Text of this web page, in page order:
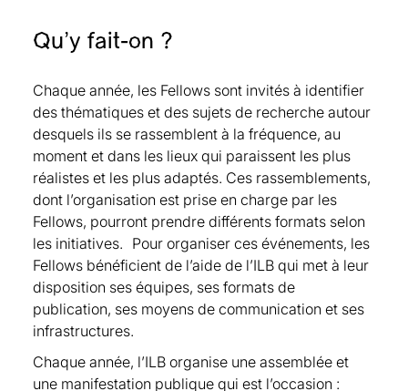
Fellow depuis 2018
Technology, Fellow depuis 2021
Monica Billio, Ca’ Foscari University of Venice,
Fellow depuis 2021
Catherine Bobtcheff, Paris School of
Economics, Fellow depuis 2021
David Bounie, Telecom Paris, Fellow depuis
2021
Jean-Marc Bourgeon, INRAE, Fellow depuis
2022
Matthieu Bouvard, Toulouse School of
Economics, Toulouse School of Management,
Fellow depuis 2021
Alexandre Brouste, Le Mans Université, Fellow
depuis 2022
depuis 2024
Anne Faivre, Caisse des Dépôts, Université
Olivier Feron, EDF, Fellow depuis 2022
Laurent Fournier, Qube Research &
Technologies, Fellow depuis 2016
Claire Fulda, BNP Paribas, Fellow depuis 2021
Stéphane Gallon, Meridiam, Observatoire des
loyers, Fellow depuis 2016
Pascal Gibart, Crédit Agricole CIB, Fellow
depuis 2016
Béatrice Guedj, Swiss Life Asset Managers,
Fellow depuis 2022
Julien Guyon, Ecole des Ponts ParisTech, New
York University, Fellow depuis 2021
Bertrand Hassani, QUANT AI Lab, Université
Qu’y fait-on ?
Chaque année, les Fellows sont invités à identifier
des thématiques et des sujets de recherche autour
desquels ils se rassemblent à la fréquence, au
moment et dans les lieux qui paraissent les plus
réalistes et les plus adaptés. Ces rassemblements,
dont l’organisation est prise en charge par les
Fellows, pourront prendre différents formats selon
les initiatives. Pour organiser ces événements, les
Fellows bénéficient de l’aide de l’ILB qui met à leur
disposition ses équipes, ses formats de
publication, ses moyens de communication et ses
infrastructures.
Chaque année, l’ILB organise une assemblée et
une manifestation publique qui est l’occasion :